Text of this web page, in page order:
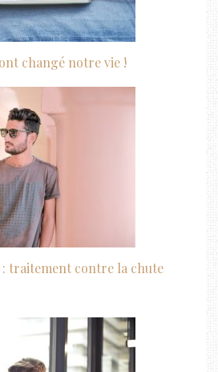
changé notre vie !
traitement contre la chute